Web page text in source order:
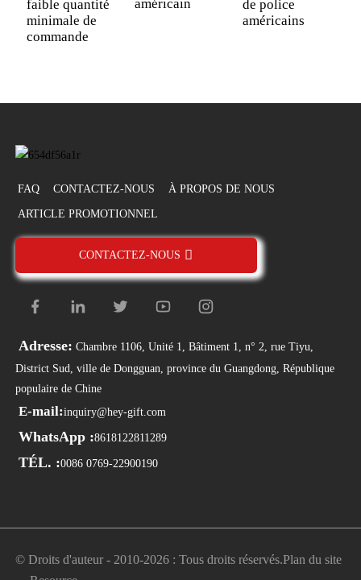
faible quantité
minimale de
commande
américain
de police
américains
FAQ CONTACTEZ-NOUS À PROPOS DE NOUS
ARTICLE PROMOTIONNEL
CONTACTEZ-NOUS
Adresse: Chambre 1106, Unité 1, Bâtiment 1, n° 2, rue Tiyu,
District Sud, ville de Dongguan, province du Guangdong, République
populaire de Chine
E-mail:inquiry@hey-gift.com
WhatsApp :8618122811289
TÉL. :0086 0769-22900190
© Droits d'auteur - 2010-2026 : Tous droits réservés.Plan du site